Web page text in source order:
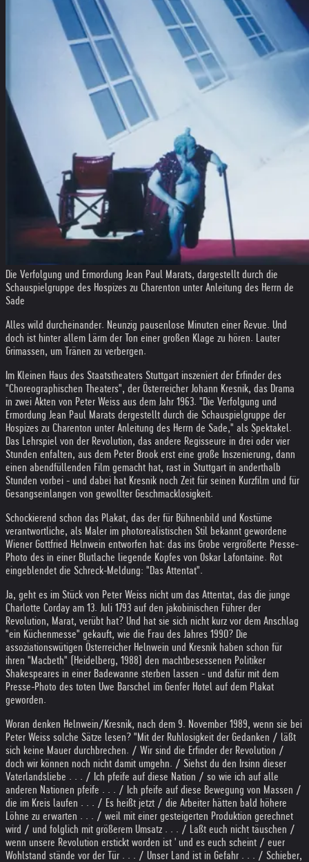
Die Verfolgung und Ermordung Jean Paul Marats, dargestellt durch die
Schauspielgruppe des Hospizes zu Charenton unter Anleitung des Herrn de
Sade
Alles wild durcheinander. Neunzig pausenlose Minuten einer Revue. Und
doch ist hinter allem Lärm der Ton einer großen Klage zu hören. Lauter
Grimassen, um Tränen zu verbergen.
Im Kleinen Haus des Staatstheaters Stuttgart inszeniert der Erfinder des
"Choreographischen Theaters", der Österreicher Johann Kresnik, das Drama
in zwei Akten von Peter Weiss aus dem Jahr 1963. "Die Verfolgung und
Ermordung Jean Paul Marats dergestellt durch die Schauspielgruppe der
Hospizes zu Charenton unter Anleitung des Herrn de Sade," als Spektakel.
Das Lehrspiel von der Revolution, das andere Regisseure in drei oder vier
Stunden enfalten, aus dem Peter Brook erst eine große Inszenierung, dann
einen abendfüllenden Film gemacht hat, rast in Stuttgart in anderthalb
Stunden vorbei - und dabei hat Kresnik noch Zeit für seinen Kurzfilm und für
Gesangseinlangen von gewollter Geschmacklosigkeit.
Schockierend schon das Plakat, das der für Bühnenbild und Kostüme
verantwortliche, als Maler im photorealistischen Stil bekannt gewordene
Wiener Gottfried Helnwein entworfen hat: das ins Grobe vergrößerte Presse-
Photo des in einer Blutlache liegende Kopfes von Oskar Lafontaine. Rot
eingeblendet die Schreck-Meldung: "Das Attentat".
Ja, geht es im Stück von Peter Weiss nicht um das Attentat, das die junge
Charlotte Corday am 13. Juli 1793 auf den jakobinischen Führer der
Revolution, Marat, verübt hat? Und hat sie sich nicht kurz vor dem Anschlag
"ein Küchenmesse" gekauft, wie die Frau des Jahres 1990? Die
assoziationswütigen Österreicher Helnwein und Kresnik haben schon für
ihren "Macbeth" (Heidelberg, 1988) den machtbesessenen Politiker
Shakespeares in einer Badewanne sterben lassen - und dafür mit dem
Presse-Photo des toten Uwe Barschel im Genfer Hotel auf dem Plakat
geworden.
Woran denken Helnwein/Kresnik, nach dem 9. November 1989, wenn sie bei
Peter Weiss solche Sätze lesen? "Mit der Ruhlosigkeit der Gedanken / läßt
sich keine Mauer durchbrechen. / Wir sind die Erfinder der Revolution /
doch wir können noch nicht damit umgehn. / Siehst du den Irsinn dieser
Vaterlandsliebe . . . / Ich pfeife auf diese Nation / so wie ich auf alle
anderen Nationen pfeife . . . / Ich pfeife auf diese Bewegung von Massen /
die im Kreis laufen . . . / Es heißt jetzt / die Arbeiter hätten bald höhere
Löhne zu erwarten . . . / weil mit einer gesteigerten Produktion gerechnet
wird / und folglich mit größerem Umsatz . . . / Laßt euch nicht täuschen /
wenn unsere Revolution erstickt worden ist ' und es euch scheint / euer
Wohlstand stände vor der Tür . . . / Unser Land ist in Gefahr . . . / Schieber,